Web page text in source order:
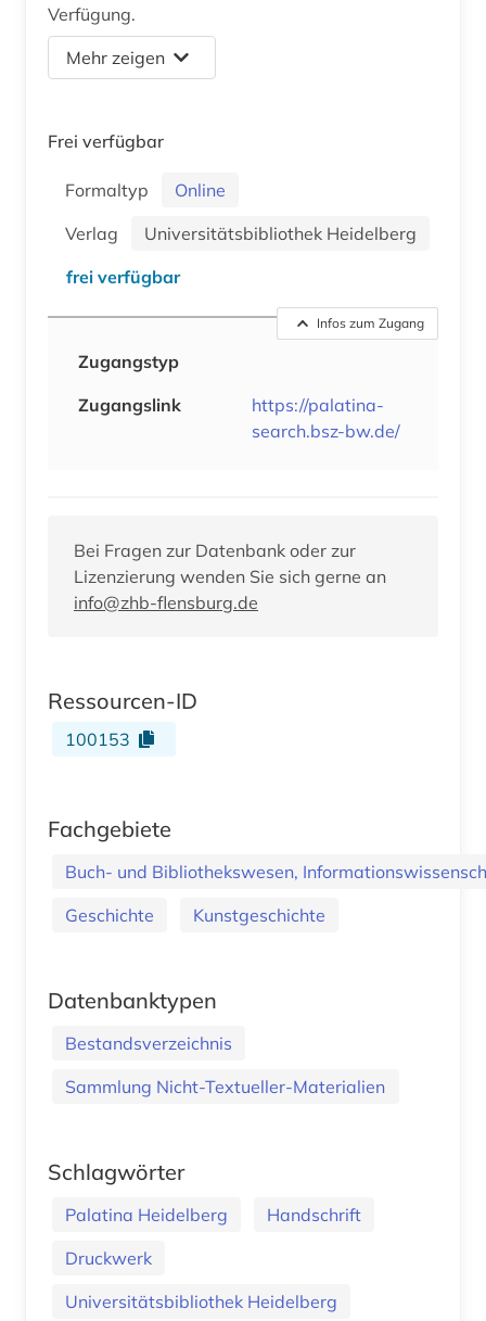
Verfügung.
Mehr zeigen
Frei verfügbar
Formaltyp
Online
Verlag
Universitätsbibliothek Heidelberg
frei verfügbar
Infos zum Zugang
Zugangstyp
Zugangslink
https://palatina-
search.bsz-bw.de/
Bei Fragen zur Datenbank oder zur
Lizenzierung wenden Sie sich gerne an
info@zhb-flensburg.de
Ressourcen-ID
100153
Fachgebiete
Buch- und Bibliothekswesen,
Geschichte
Kunstgeschichte
Datenbanktypen
Bestandsverzeichnis
Sammlung Nicht-Textueller-Materialien
Schlagwörter
Palatina Heidelberg
Handschrift
Druckwerk
Universitätsbibliothek Heidelberg